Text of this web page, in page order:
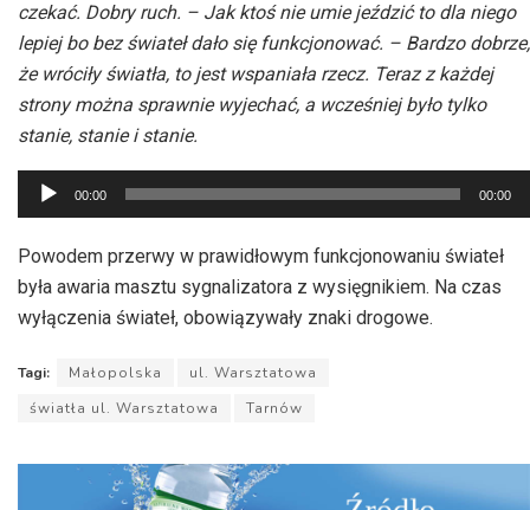
czekać. Dobry ruch. – Jak ktoś nie umie jeździć to dla niego
lepiej bo bez świateł dało się funkcjonować. – Bardzo dobrze,
że wróciły światła, to jest wspaniała rzecz. Teraz z każdej
strony można sprawnie wyjechać, a wcześniej było tylko
stanie, stanie i stanie.
Odtwarzacz
plików
dźwiękowych
00:00 00:00
Powodem przerwy w prawidłowym funkcjonowaniu świateł
była awaria masztu sygnalizatora z wysięgnikiem. Na czas
wyłączenia świateł, obowiązywały znaki drogowe.
Tagi: Małopolska
ul. Warsztatowa
światła ul. Warsztatowa
Tarnów